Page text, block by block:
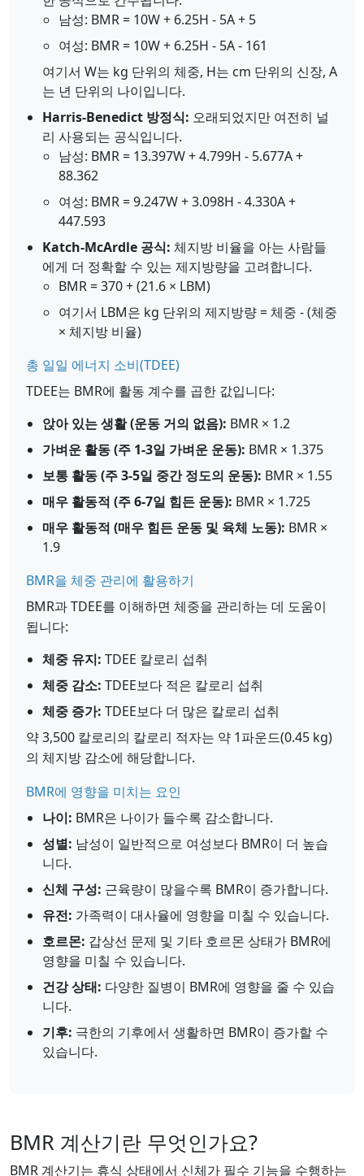
남성: BMR = 10W + 6.25H - 5A + 5
여성: BMR = 10W + 6.25H - 5A - 161
여기서 W는 kg 단위의 체중, H는 cm 단위의 신장, A
는 년 단위의 나이입니다.
Harris-Benedict 방정식: 오래되었지만 여전히 널
리 사용되는 공식입니다.
남성: BMR = 13.397W + 4.799H - 5.677A +
88.362
여성: BMR = 9.247W + 3.098H - 4.330A +
447.593
Katch-McArdle 공식: 체지방 비율을 아는 사람들
에게 더 정확할 수 있는 제지방량을 고려합니다.
BMR = 370 + (21.6 × LBM)
여기서 LBM은 kg 단위의 제지방량 = 체중 - (체중
× 체지방 비율)
총 일일 에너지 소비(TDEE)
TDEE는 BMR에 활동 계수를 곱한 값입니다:
앉아 있는 생활 (운동 거의 없음): BMR × 1.2
가벼운 활동 (주 1-3일 가벼운 운동): BMR × 1.375
보통 활동 (주 3-5일 중간 정도의 운동): BMR × 1.55
매우 활동적 (주 6-7일 힘든 운동): BMR × 1.725
매우 활동적 (매우 힘든 운동 및 육체 노동): BMR ×
1.9
BMR을 체중 관리에 활용하기
BMR과 TDEE를 이해하면 체중을 관리하는 데 도움이
됩니다:
체중 유지: TDEE 칼로리 섭취
체중 감소: TDEE보다 적은 칼로리 섭취
체중 증가: TDEE보다 더 많은 칼로리 섭취
약 3,500 칼로리의 칼로리 적자는 약 1파운드(0.45 kg)
의 체지방 감소에 해당합니다.
BMR에 영향을 미치는 요인
나이: BMR은 나이가 들수록 감소합니다.
성별: 남성이 일반적으로 여성보다 BMR이 더 높습
니다.
신체 구성: 근육량이 많을수록 BMR이 증가합니다.
유전: 가족력이 대사율에 영향을 미칠 수 있습니다.
호르몬: 갑상선 문제 및 기타 호르몬 상태가 BMR에
영향을 미칠 수 있습니다.
건강 상태: 다양한 질병이 BMR에 영향을 줄 수 있습
니다.
기후: 극한의 기후에서 생활하면 BMR이 증가할 수
있습니다.
BMR 계산기란 무엇인가요?
BMR 계산기는 휴식 상태에서 신체가 필수 기능을 수행하는